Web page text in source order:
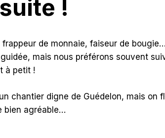
!
de monnaie, faiseur de
mais nous préférons souvent
à petit !
chantier digne de Guédelon, mais on
bien agréable…